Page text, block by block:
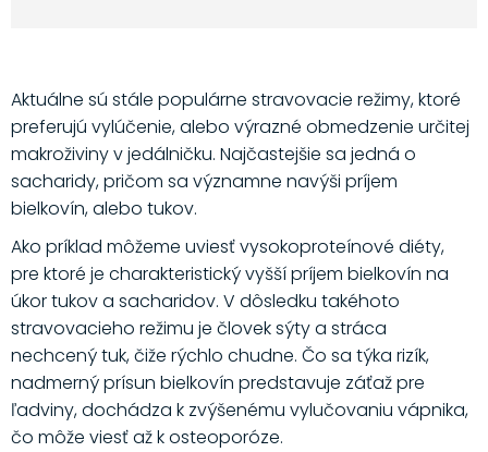
Aktuálne sú stále populárne stravovacie režimy, ktoré
preferujú vylúčenie, alebo výrazné obmedzenie určitej
makroživiny v jedálničku. Najčastejšie sa jedná o
sacharidy, pričom sa významne navýši príjem
bielkovín, alebo tukov.
Ako príklad môžeme uviesť vysokoproteínové diéty,
pre ktoré je charakteristický vyšší príjem bielkovín na
úkor tukov a sacharidov. V dôsledku takéhoto
stravovacieho režimu je človek sýty a stráca
nechcený tuk, čiže rýchlo chudne. Čo sa týka rizík,
nadmerný prísun bielkovín predstavuje záťaž pre
ľadviny, dochádza k zvýšenému vylučovaniu vápnika,
čo môže viesť až k osteoporóze.